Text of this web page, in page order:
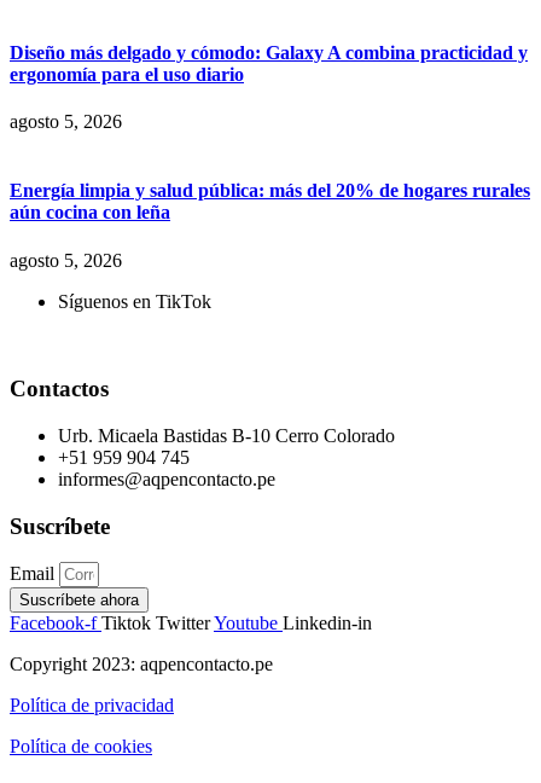
Diseño más delgado y cómodo: Galaxy A combina practicidad y
ergonomía para el uso diario
agosto 5, 2026
Energía limpia y salud pública: más del 20% de hogares rurales
aún cocina con leña
agosto 5, 2026
Síguenos en TikTok
Contactos
Urb. Micaela Bastidas B-10 Cerro Colorado
+51 959 904 745
informes@aqpencontacto.pe
Suscríbete
Email
Suscríbete ahora
Facebook-f Tiktok TwitterYoutube Linkedin-in
Copyright 2023: aqpencontacto.pe
Política de privacidad
Política de cookies